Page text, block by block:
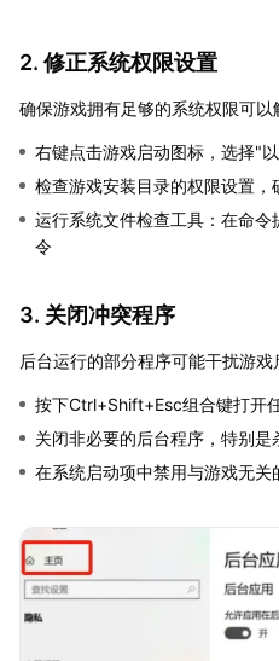
2. 修正系统权限设置
确保游戏拥有足够的系统权限可以
右键点击游戏启动图标，选择"
检查游戏安装目录的权限设置
运行系统文件检查工具：在命令
令
3. 关闭冲突程序
后台运行的部分程序可能干扰游戏
按下Ctrl+Shift+Esc组合键打开
关闭非必要的后台程序，特别是
在系统启动项中禁用与游戏无关